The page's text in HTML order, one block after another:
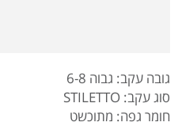
גובה עקב: גבוה 6-8
סוג עקב: STILETTO
חומר גפה: מתוכשט